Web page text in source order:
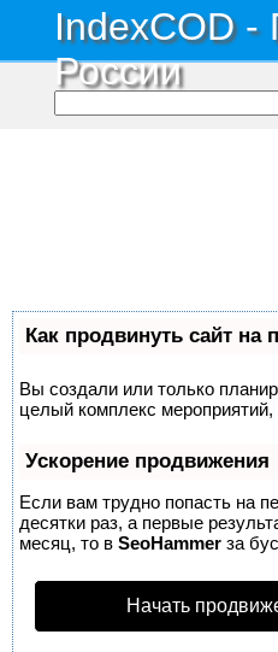
IndexCOD -
России
Как продвинуть сайт на
Вы создали или только
целый комплекс
Ускорение продвижения
Если вам трудно попасть на
десятки раз, а первые
месяц, то в SeoHammer за
Начать